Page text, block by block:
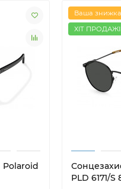
Polaroid
Ваша
ХІТ
PLD 6171/S